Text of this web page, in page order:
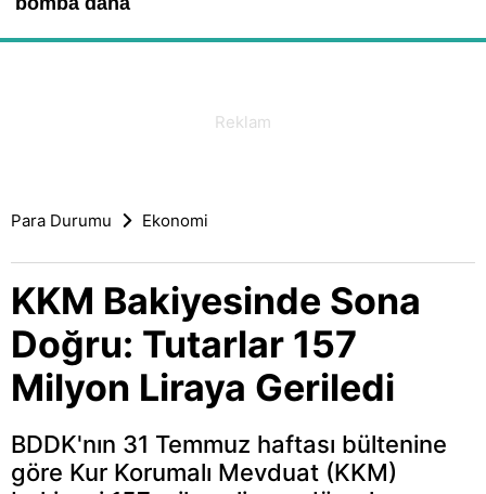
Para Durumu Ekonomi
KKM Bakiyesinde Sona
Doğru: Tutarlar 157
Milyon Liraya Geriledi
BDDK'nın 31 Temmuz haftası bültenine
göre Kur Korumalı Mevduat (KKM)